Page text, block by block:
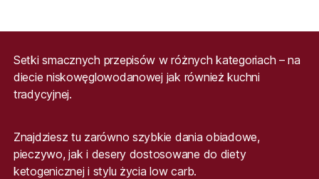
Setki smacznych przepisów w różnych kategoriach – na
diecie niskowęglowodanowej jak również kuchni
tradycyjnej.
Znajdziesz tu zarówno szybkie dania obiadowe,
pieczywo, jak i desery dostosowane do diety
ketogenicznej i stylu życia low carb.